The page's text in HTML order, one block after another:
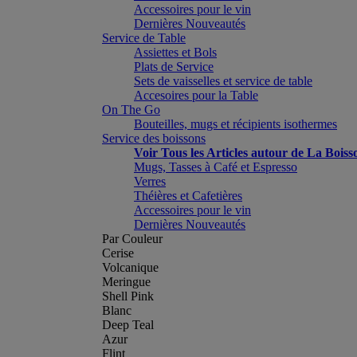
Accessoires pour le vin
Dernières Nouveautés
Service de Table
Assiettes et Bols
Plats de Service
Sets de vaisselles et service de table
Accesoires pour la Table
On The Go
Bouteilles, mugs et récipients isothermes
Service des boissons
Voir Tous les Articles autour de La
Mugs, Tasses à Café et Espresso
Verres
Théières et Cafetières
Accessoires pour le vin
Dernières Nouveautés
Par Couleur
Cerise
Volcanique
Meringue
Shell Pink
Blanc
Deep Teal
Azur
Flint